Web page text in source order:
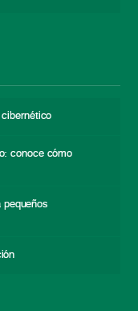
conoce cómo
pequeños